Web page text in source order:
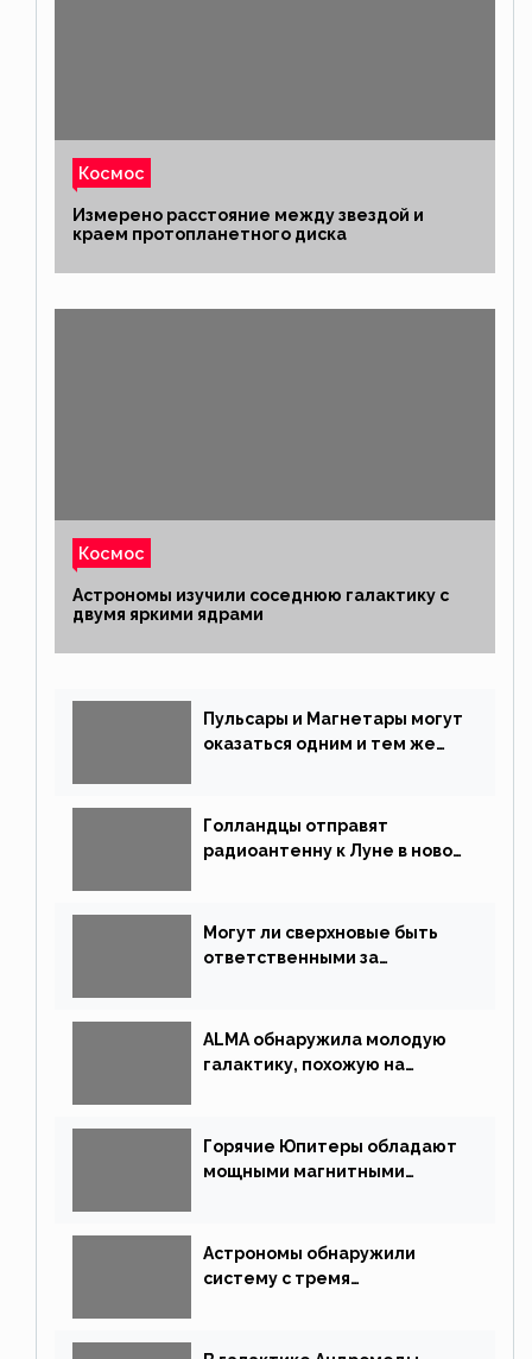
Космос
Измерено расстояние между звездой и
краем протопланетного диска
Космос
Астрономы изучили соседнюю галактику с
двумя яркими ядрами
Пульсары и Магнетары могут
оказаться одним и тем же
Голландцы отправят
радиоантенну к Луне в новой
Могут ли сверхновые быть
ответственными за
ALMA обнаружила молодую
галактику, похожую на
Горячие Юпитеры обладают
мощными магнитными
Астрономы обнаружили
систему с тремя